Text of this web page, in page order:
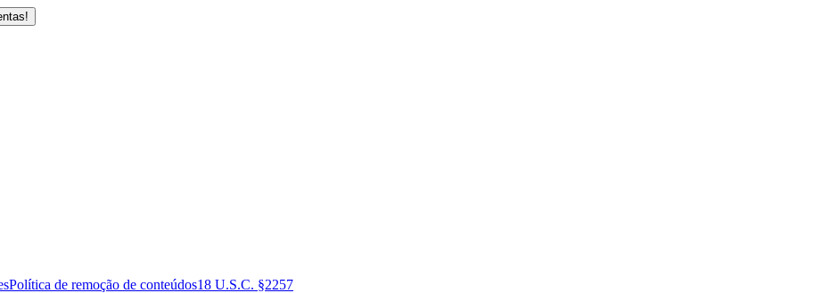
Política de remoção de conteúdos18 U.S.C. §2257